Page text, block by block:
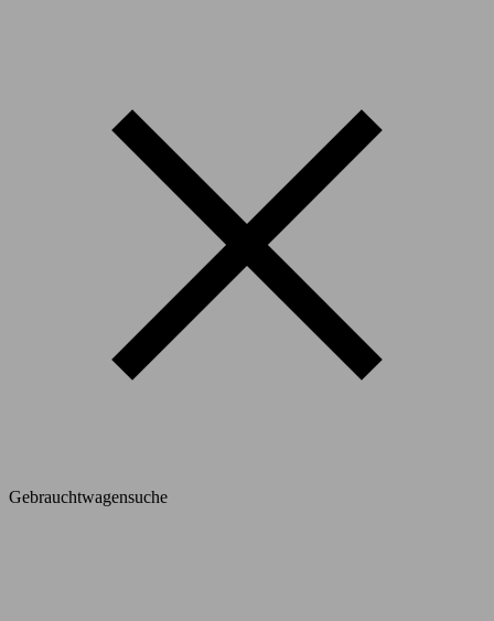
Gebrauchtwagensuche